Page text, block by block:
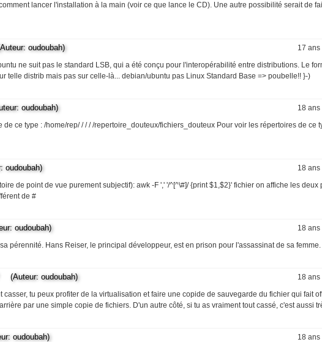
lancer l'installation à la main (voir ce que lance le CD). Une autre possibilité serait de
17 ans
oudoubah)
ne suit pas le standard LSB, qui a été conçu pour l'interopérabilité entre distributions. Le
telle distrib mais pas sur celle-là... debian/ubuntu pas Linux Standard Base => poubelle!! }-)
18 ans
oudoubah)
ce type : /home/rep/ / / / /repertoire_douteux/fichiers_douteux Pour voir les répertoires de ce
18 ans
de point de vue purement subjectif): awk -F ',' '/^[^\#]/ {print $1,$2}' fichier on affiche les deux
de #
18 ans
oudoubah)
pérennité. Hans Reiser, le principal développeur, est en prison pour l'assassinat de sa femme.
18 ans
oudoubah)
casser, tu peux profiter de la virtualisation et faire une copide de sauvegarde du fichier qui fait
par une simple copie de fichiers. D'un autre côté, si tu as vraiment tout cassé, c'est aussi
18 ans
oudoubah)